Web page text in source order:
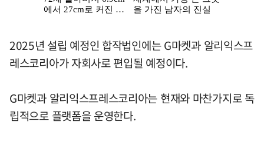
2025년 설립 예정인 합작법인에는 G마켓과 알리익스프
레스코리아가 자회사로 편입될 예정이다.
G마켓과 알리익스프레스코리아는 현재와 마찬가지로 독
립적으로 플랫폼을 운영한다.